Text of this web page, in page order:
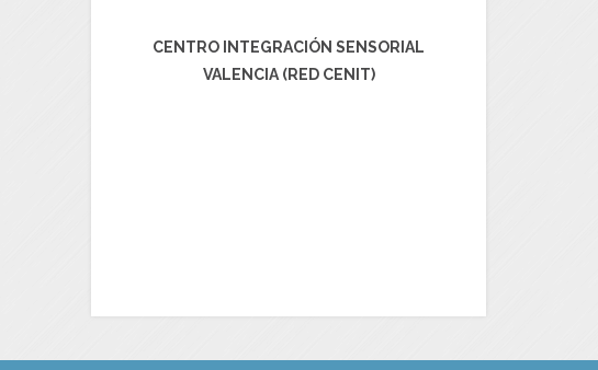
CENTRO INTEGRACIÓN SENSORIAL
VALENCIA (RED CENIT)